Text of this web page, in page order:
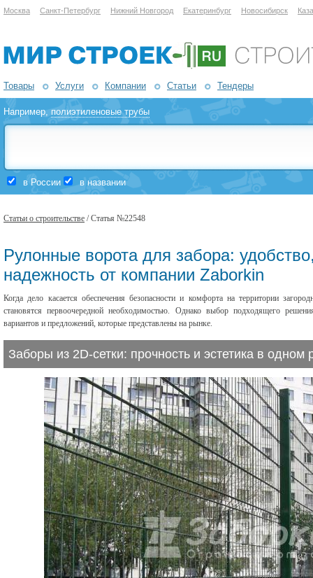
Москва Санкт-Петербург Нижний Новгород Екатеринбург Новосибирск
Товары Услуги Компании Статьи Тендеры
Например,полиэтиленовые трубы
в России в названии
Статьи о строительстве / Статья №22548
Рулонные ворота для забора:
надежность от компании Zaborkin
Когда дело касается обеспечения безопасности и комфорта на территории
становятся первоочередной необходимостью. Однако выбор подходящего
вариантов и предложений, которые представлены на рынке.
Заборы из 2D-сетки: прочность и эстетика в одном